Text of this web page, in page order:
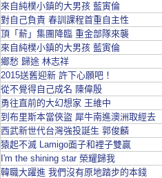
來自純樸小鎮的大男孩 藍寅倫
對自己負責 春訓課程首重自主性
頂「薪」集團降臨 重金部隊來襲
來自純樸小鎮的大男孩 藍寅倫
鄉愁 歸途 林志祥
2015送舊迎新 許下心願吧！
從不覺得自己成名 陳偉殷
勇往直前的大幻想家 王維中
到布里斯本當俠盜 犀牛南進澳洲取經去
西武新世代台灣強投誕生 郭俊麟
猿起不滅 Lamigo面子和裡子雙贏
I'm the shining star 榮耀歸我
韓職大躍進 我們沒有原地踏步的本錢